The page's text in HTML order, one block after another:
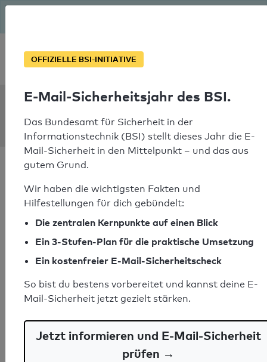
Soforthilfe bei Notfällen
comutec.ch
SPF-Check bestanden
Ihr SPF-Record Prüfergebnis
Syntaxprüfung: 0 Fehler
E-Mail-Spoofingschutz: Gut
OFFIZIELLE BSI-INITIATIVE
E-Mail-Sicherheitsjahr des BSI.
Das Bundesamt für Sicherheit in der
Informationstechnik (BSI) stellt dieses Jahr die E-
Mail-Sicherheit in den Mittelpunkt – und das aus
gutem Grund.
Wir haben die wichtigsten Fakten und
Hilfestellungen für dich gebündelt:
Die zentralen Kernpunkte auf einen Blick
Ein 3-Stufen-Plan für die praktische Umsetzung
Ein kostenfreier E-Mail-Sicherheitscheck
So bist du bestens vorbereitet und kannst deine E-
Mail-Sicherheit jetzt gezielt stärken.
Jetzt informieren und E-Mail-Sicherheit
prüfen →